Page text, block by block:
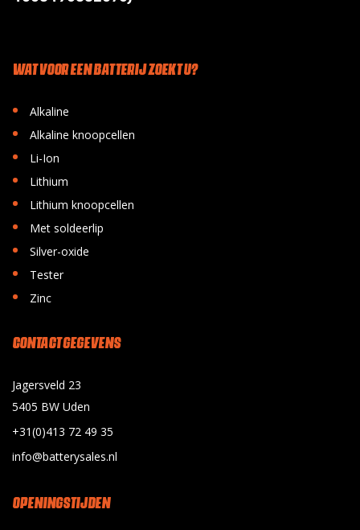
WAT VOOR EEN BATTERIJ ZOEKT U?
• Alkaline
• Alkaline knoopcellen
• Li-Ion
• Lithium
• Lithium knoopcellen
• Met soldeerlip
• Silver-oxide
• Tester
• Zinc
CONTACT GEGEVENS
Jagersveld 23
5405 BW Uden
+31(0)413 72 49 35
info@batterysales.nl
OPENINGSTIJDEN